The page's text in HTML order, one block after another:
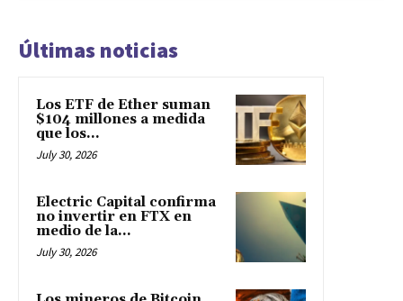
Últimas noticias
Los ETF de Ether suman
$104 millones a medida
que los...
July 30, 2026
Electric Capital confirma
no invertir en FTX en
medio de la...
July 30, 2026